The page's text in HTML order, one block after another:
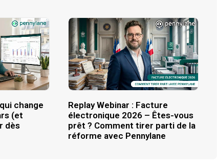
change
(et
dès
Replay Webinar : Facture
électronique 2026 – Êtes-vous
prêt ? Comment tirer parti de la
réforme avec Pennylane